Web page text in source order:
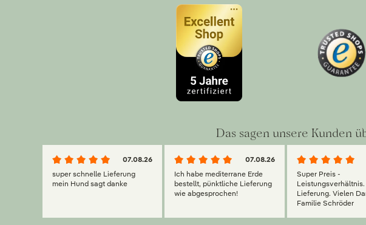
Das sagen unsere Kunden
07.08.26
super schnelle Lieferung
mein Hund sagt danke
07.08.26
Ich habe mediterrane Erde
bestellt, pünktliche Lieferung
wie abgesprochen!
Super Preis -
Lieferung. Vielen
Familie Schröder